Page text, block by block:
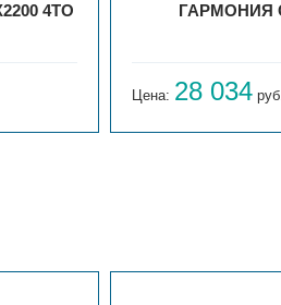
4ТО ГАРМОНИЯ
Цена: 28 034 руб.